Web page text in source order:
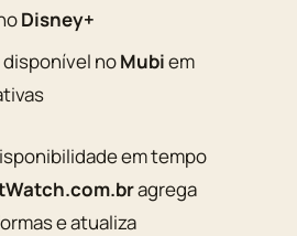
Disney+
noMubiem
em tempo
agrega
e atualiza